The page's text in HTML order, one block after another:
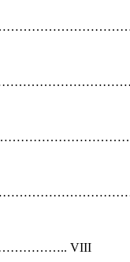
VIII